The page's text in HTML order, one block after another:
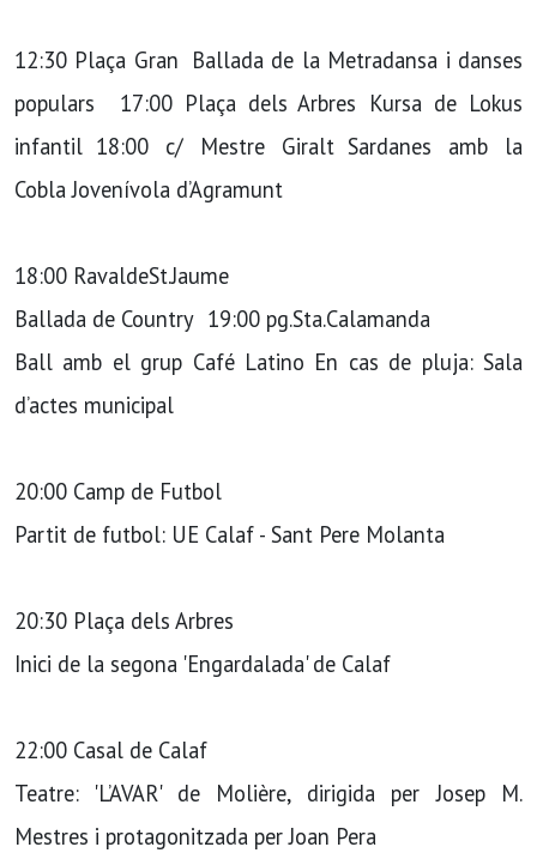
12:30 Plaça Gran Ballada de la Metradansa i danses
populars 17:00 Plaça dels Arbres Kursa de Lokus
infantil 18:00 c/ Mestre Giralt Sardanes amb la
Cobla Jovenívola d’Agramunt
18:00 RavaldeSt.Jaume
Ballada de Country 19:00 pg.Sta.Calamanda
Ball amb el grup Café Latino En cas de pluja: Sala
d’actes municipal
20:00 Camp de Futbol
Partit de futbol: UE Calaf - Sant Pere Molanta
20:30 Plaça dels Arbres
Inici de la segona 'Engardalada' de Calaf
22:00 Casal de Calaf
Teatre: 'L’AVAR' de Molière, dirigida per Josep M.
Mestres i protagonitzada per Joan Pera